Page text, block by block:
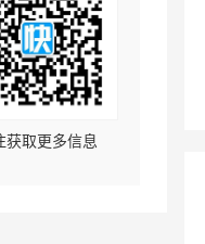
获取更多信息